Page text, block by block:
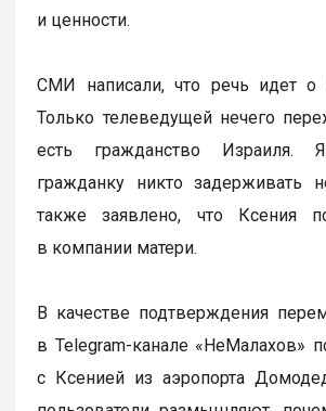
и ценности.
СМИ написали, что речь идет о
Только телеведущей нечего
есть гражданство Израиля.
гражданку никто задерживать
также заявлено, что Ксения
в компании матери.
В качестве подтверждения
в Telegram-канале «НеМалахов»
с Ксенией из аэропорта